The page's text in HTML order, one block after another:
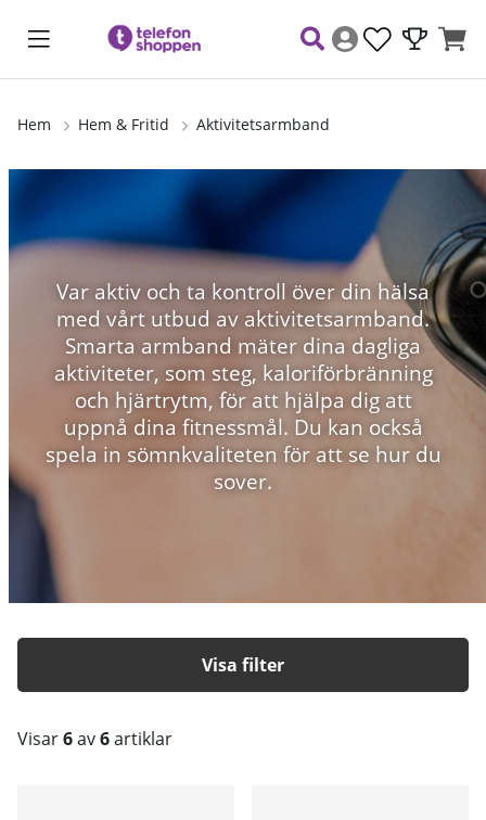
Hem Hem & Fritid Aktivitetsarmband
Var aktiv och ta kontroll över din hälsa
med vårt utbud av aktivitetsarmband.
Smarta armband mäter dina dagliga
aktiviteter, som steg, kaloriförbränning
och hjärtrytm, för att hjälpa dig att
uppnå dina fitnessmål. Du kan också
spela in sömnkvaliteten för att se hur du
sover.
Filtrera
Visar6av6artiklar